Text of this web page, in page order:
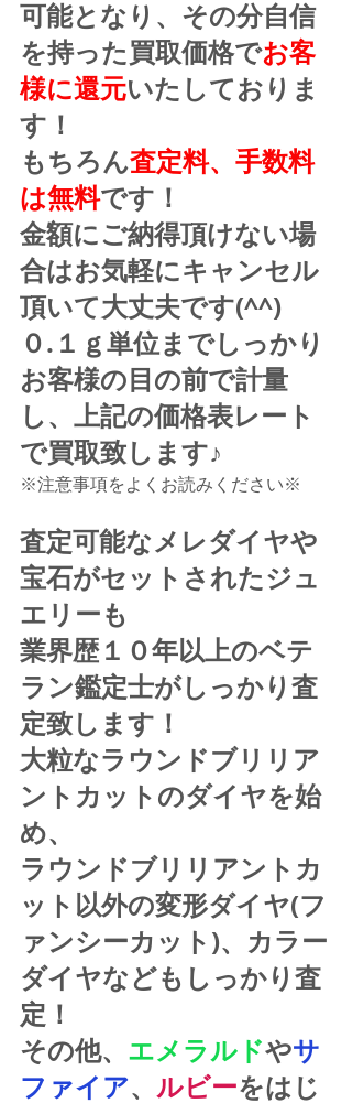
可能となり、その分自信
を持った買取価格でお客
様に還元いたしておりま
す！
もちろん査定料、手数料
は無料です！
金額にご納得頂けない場
合はお気軽にキャンセル
頂いて大丈夫です(^^)
０.１ｇ単位までしっかり
お客様の目の前で計量
し、上記の価格表レート
で買取致します♪
※注意事項をよくお読みください※
査定可能なメレダイヤや
宝石がセットされたジュ
エリーも
業界歴１０年以上のベテ
ラン鑑定士がしっかり査
定致します！
大粒なラウンドブリリア
ントカットのダイヤを始
め、
ラウンドブリリアントカ
ット以外の変形ダイヤ(フ
ァンシーカット)、カラー
ダイヤなどもしっかり査
定！
その他、 エメラルドやサ
ファイア、 ルビーをはじ